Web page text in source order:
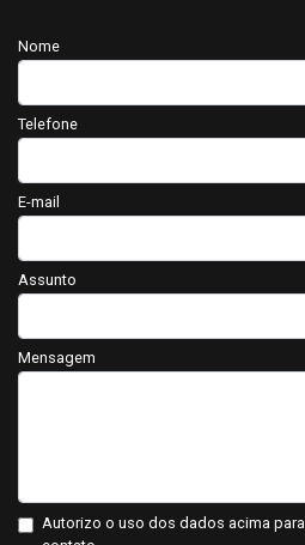
Nome
Telefone
E-mail
Assunto
Mensagem
Autorizo o uso dos dados acima para